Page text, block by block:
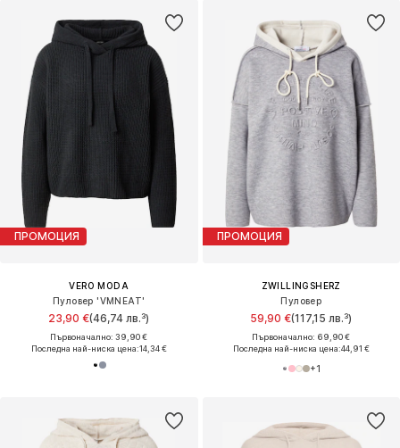
ПРОМОЦИЯ
VERO MODA
Пуловер 'VMNEAT'
23,90 €(46,74 лв.³)
Първоначално: 39,90 €
Последна най-ниска цена:14,34 €
ПРОМОЦИЯ
ZWILLINGSHERZ
Пуловер
59,90 €(117,15 лв.³)
Първоначално: 69,90 €
Последна най-ниска цена:44,91 €
+1